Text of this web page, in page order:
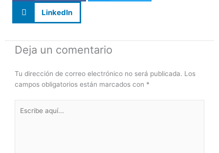
LinkedIn
Deja un comentario
Tu dirección de correo electrónico no será publicada. Los
campos obligatorios están marcados con *
aquí...